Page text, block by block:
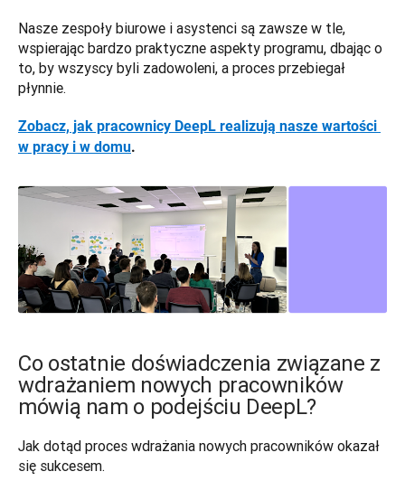
Nasze zespoły biurowe i asystenci są zawsze w tle,
wspierając bardzo praktyczne aspekty programu, dbając o
to, by wszyscy byli zadowoleni, a proces przebiegał
płynnie.
Zobacz, jak pracownicy DeepL realizują nasze wartości
w pracy i w domu.
Co ostatnie doświadczenia związane z
wdrażaniem nowych pracowników
mówią nam o podejściu DeepL?
Jak dotąd proces wdrażania nowych pracowników okazał
się sukcesem.